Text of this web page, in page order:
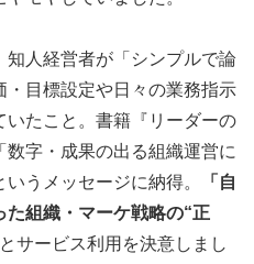
人経営者が「シンプルで論
目標設定や日々の業務指示
いたこと。書籍『リーダーの
字・成果の出る組織運営に
うメッセージに納得。
「自
組織・マーケ戦略の“正
とサービス利用を決意しまし